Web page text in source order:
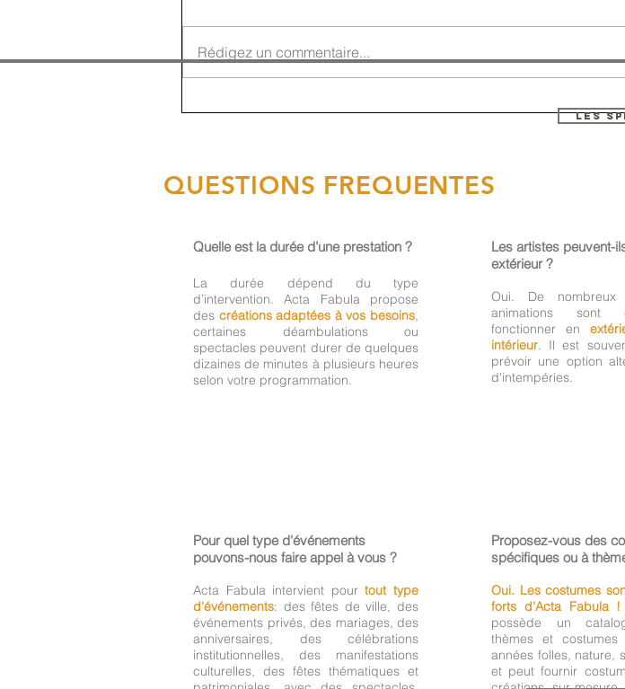
Rédigez un commentaire...
LES
QUESTIONS FREQUENTES
Quelle est la durée d’une prestation ?
La durée dépend du type
d’intervention. Acta Fabula propose
des créations adaptées à vos besoins,
certaines déambulations ou
spectacles peuvent durer de quelques
dizaines de minutes à plusieurs heures
selon votre programmation.
Pour quel type d'événements
pouvons-nous faire appel à vous ?
Acta Fabula intervient pourtout type
d'événements: des fêtes de ville, des
événements privés, des mariages, des
anniversaires, des célébrations
institutionnelles, des manifestations
culturelles, des fêtes thématiques et
Les artistes peuvent-
extérieur ?
Oui. De nombreux
animations sont
fonctionner en
intérieur. Il est
prévoir une option
d'intempéries.
Proposez-vous des
spécifiques ou à
Oui. Les costumes
forts d'Acta Fabula !
possède un
thèmes et costumes
années folles, nature,
et peut fournir